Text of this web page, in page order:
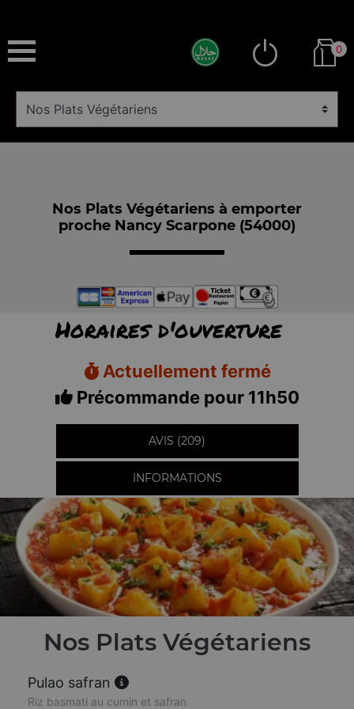
0
Nos Plats Végétariens à emporter
proche Nancy Scarpone (54000)
Horaires d'ouverture
Actuellement fermé
Précommande pour 11h50
AVIS (209)
INFORMATIONS
Nos Plats Végétariens
Pulao safran
Riz basmati au cumin et safran